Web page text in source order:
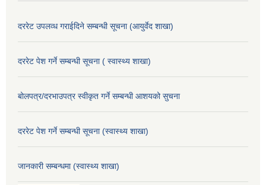
दररेट उपलव्ध गराईदिने सम्बन्धी सूचना (आयुर्वेद शाखा)
दररेट पेश गर्ने सम्बन्धी सूचना ( स्वास्थ्य शाखा)
बोलपत्र/दरभाउपत्र स्वीकृत गर्ने सम्बन्धी आशयको सुचना
दररेट पेश गर्ने सम्बन्धी सूचना (स्वास्थ्य शाखा)
जानकारी सम्बन्धमा (स्वास्थ्य शाखा)